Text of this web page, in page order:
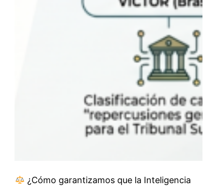
¿Cómo garantizamos que la Inteligencia